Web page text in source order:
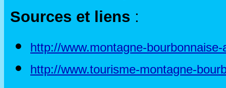
Sources et liens :
http://www.montagne-
http://www.tourisme-montagne-